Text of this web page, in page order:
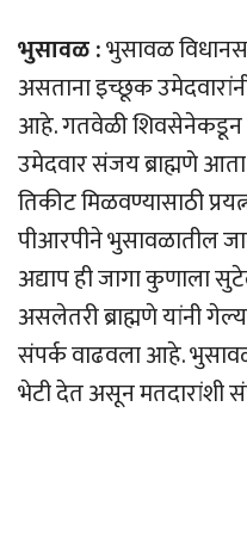
भुसावळ :भुसावळ
असताना इच्छूक
आहे. गतवेळी शिवसेनेकडून
उमेदवार संजय ब्राह्मणे
तिकीट मिळवण्यासाठी
पीआरपीने भुसावळातील
अद्याप ही जागा कुणाला
असलेतरी ब्राह्मणे यांनी
संपर्क वाढवला आहे.
भेटी देत असून मतदारांशी